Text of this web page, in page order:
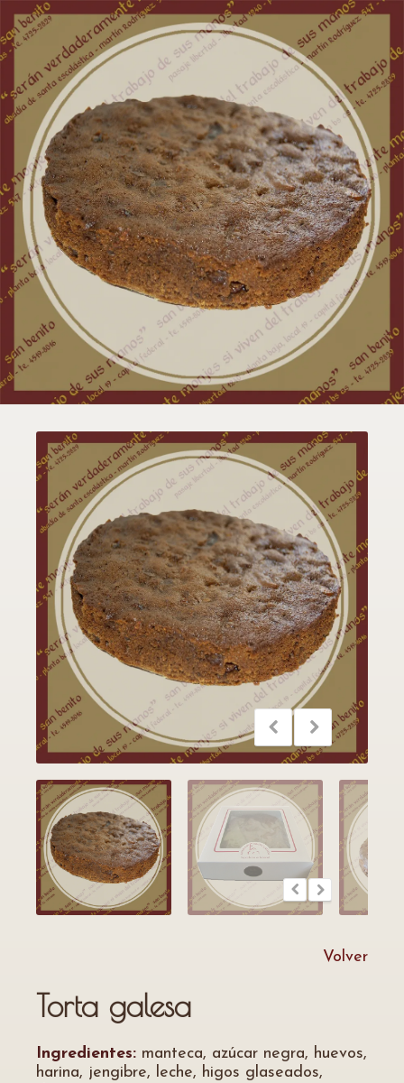
Volver
Torta galesa
Ingredientes: manteca, azúcar negra, huevos,
harina, jengibre, leche, higos glaseados,